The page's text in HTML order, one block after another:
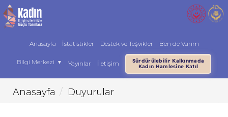
Anasayfa İstatistikler Destek ve Teşvikler Ben de Varım
Bilgi Merkezi ▼ Yayınlar İletişim
Sürdürülebilir Kalkınmada
Kadın Hamlesine Katıl
Anasayfa Duyurular